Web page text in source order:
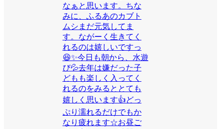
なぁと思います。ちな
みに、ふるあのカブト
ムシまだ元気してま
す。ながーく生きてく
れるのは嬉しいですっ
😆✨今日も朝から、水遊
び💦去年は嫌だった子
どもも楽しく入ってく
れるのをみるととても
嬉しく思います👍どっ
ぷり濡れるだけでもか
なり疲れます☆お昼ご